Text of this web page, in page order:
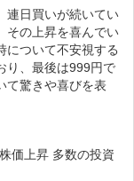
連日買いが続いてい
その上昇を喜んでい
について不安視する
り、最後は999円で
て驚きや喜びを表
価上昇 多数の投資